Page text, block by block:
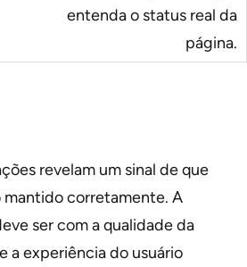
entenda o status real da
página.
revelam um sinal de que
mantido corretamente. A
ser com a qualidade da
a experiência do usuário